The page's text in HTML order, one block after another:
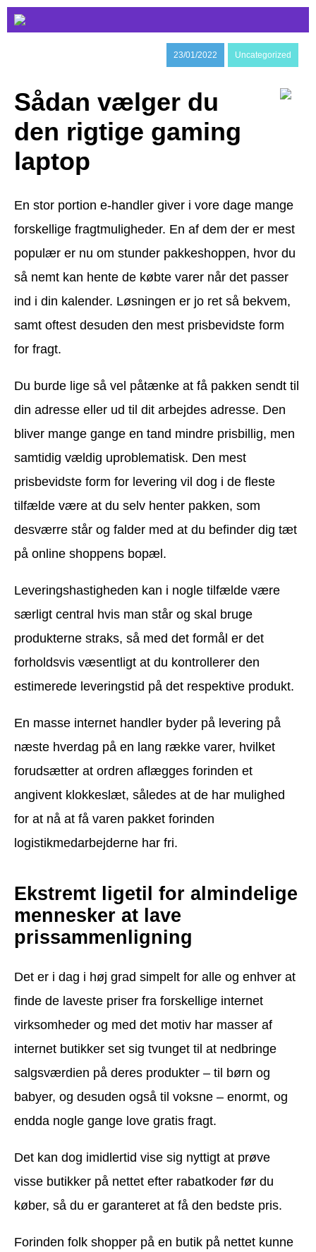
23/01/2022 Uncategorized
Sådan vælger du
den rigtige gaming
laptop
En stor portion e-handler giver i vore dage mange
forskellige fragtmuligheder. En af dem der er mest
populær er nu om stunder pakkeshoppen, hvor du
så nemt kan hente de købte varer når det passer
ind i din kalender. Løsningen er jo ret så bekvem,
samt oftest desuden den mest prisbevidste form
for fragt.
Du burde lige så vel påtænke at få pakken sendt til
din adresse eller ud til dit arbejdes adresse. Den
bliver mange gange en tand mindre prisbillig, men
samtidig vældig uproblematisk. Den mest
prisbevidste form for levering vil dog i de fleste
tilfælde være at du selv henter pakken, som
desværre står og falder med at du befinder dig tæt
på online shoppens bopæl.
Leveringshastigheden kan i nogle tilfælde være
særligt central hvis man står og skal bruge
produkterne straks, så med det formål er det
forholdsvis væsentligt at du kontrollerer den
estimerede leveringstid på det respektive produkt.
En masse internet handler byder på levering på
næste hverdag på en lang række varer, hvilket
forudsætter at ordren aflægges forinden et
angivent klokkeslæt, således at de har mulighed
for at nå at få varen pakket forinden
logistikmedarbejderne har fri.
Ekstremt ligetil for almindelige
mennesker at lave
prissammenligning
Det er i dag i høj grad simpelt for alle og enhver at
finde de laveste priser fra forskellige internet
virksomheder og med det motiv har masser af
internet butikker set sig tvunget til at nedbringe
salgsværdien på deres produkter – til børn og
babyer, og desuden også til voksne – enormt, og
endda nogle gange love gratis fragt.
Det kan dog imidlertid vise sig nyttigt at prøve
visse butikker på nettet efter rabatkoder før du
køber, så du er garanteret at få den bedste pris.
Forinden folk shopper på en butik på nettet kunne